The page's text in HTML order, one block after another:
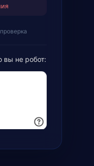
вы не робот: